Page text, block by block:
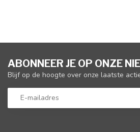
ABONNEER JE OP ONZE
Blijf op de hoogte over onze laatste